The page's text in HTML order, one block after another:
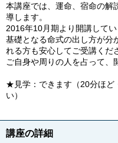
本講座では、運命、宿命の解
導します。
2016年10月期より開講して
基礎となる命式の出し方が分
れる方も安心してご受講くだ
ご自身や周りの人を占って、
★見学：できます（20分ほど
い）
講座の詳細